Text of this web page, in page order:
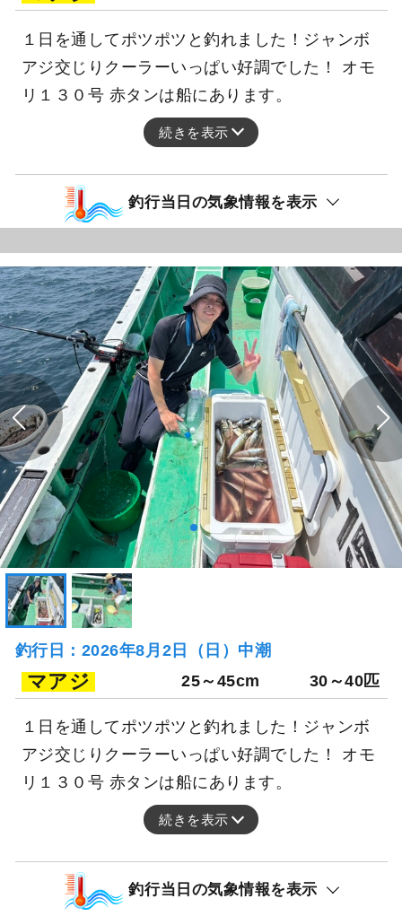
１日を通してポツポツと釣れました！ジャンボ
アジ交じりクーラーいっぱい好調でした！ オモ
リ１３０号 赤タンは船にあります。
続きを表示
釣行当日の気象情報を表示
釣行日：2026年8月2日（日）中潮
マアジ 25～45cm 30～40匹
１日を通してポツポツと釣れました！ジャンボ
アジ交じりクーラーいっぱい好調でした！ オモ
リ１３０号 赤タンは船にあります。
続きを表示
釣行当日の気象情報を表示